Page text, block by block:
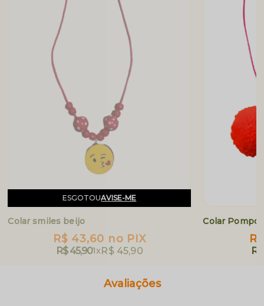
ESGOTOUAVISE-ME
Colar smiles beijo
R$ 43,60 no PIX
R$ 45,901xR$ 45,90
Colar
Avaliações